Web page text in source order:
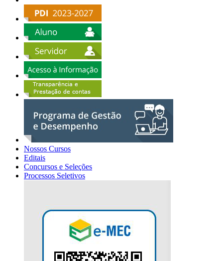
Nossos Cursos
Editais
Concursos e Seleções
Processos Seletivos